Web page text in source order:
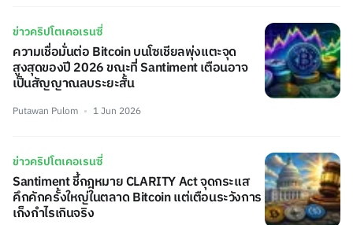
ข่าวคริปโตเคอเรนซี่
ความเชื่อมั่นต่อ Bitcoin บนโซเชียลพุ่งแตะจุด
สูงสุดของปี 2026 ขณะที่ Santiment เตือนอาจ
เป็นสัญญาณลบระยะสั้น
Putawan Pulom 1 Jun 2026
ข่าวคริปโตเคอเรนซี่
Santiment ชี้กฎหมาย CLARITY Act จุดกระแส
คึกคักครั้งใหญ่ในตลาด Bitcoin แต่เตือนระวังการ
เก็งกำไรเกินจริง